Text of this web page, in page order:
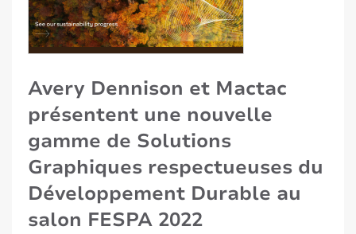
Avery Dennison et Mactac
présentent une nouvelle
gamme de Solutions
Graphiques respectueuses du
Développement Durable au
salon FESPA 2022